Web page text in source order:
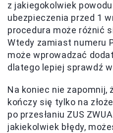
z jakiegokolwiek
ubezpieczenia przed 1
procedura może różnić
Wtedy zamiast numeru
może wprowadzać
dlatego lepiej sprawdź
Na koniec nie zapomnij,
kończy się tylko na
po przesłaniu ZUS
jakiekolwiek błędy,